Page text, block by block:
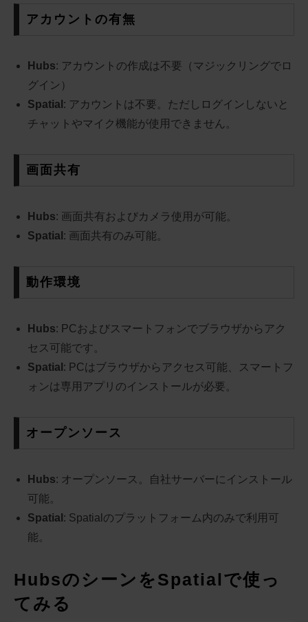
アカウントの有無
Hubs: アカウントの作成は不要（マジックリングでロ
グイン）
Spatial : アカウントは不要。ただしログインしないと
チャットやマイク機能が使用できません。
画面共有
Hubs: 画面共有およびカメラ使用が可能。
Spatial : 画面共有のみ可能。
動作環境
Hubs: PCおよびスマートフォンでブラウザからアク
セス可能です。
Spatial : PCはブラウザからアクセス可能、スマートフ
ォンは専用アプリのインストールが必要。
オープンソース
Hubs: オープンソース。自社サーバーにインストール
可能。
Spatial : Spatialのプラットフォーム内のみで利用可
能。
HubsのシーンをSpatialで使っ
てみる